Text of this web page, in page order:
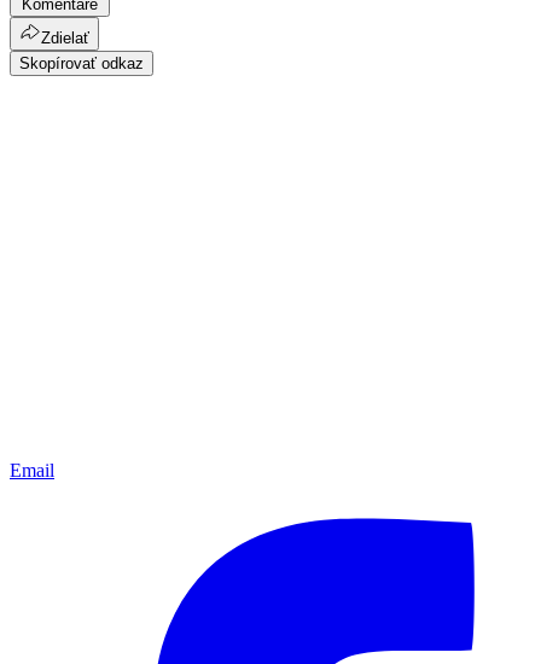
Komentáre
Zdielať
Skopírovať odkaz
Email